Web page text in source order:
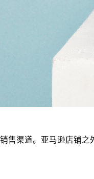
售渠道。亚马逊店铺